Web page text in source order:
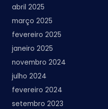
abril 2025
março 2025
fevereiro 2025
janeiro 2025
novembro 2024
julho 2024
fevereiro 2024
setembro 2023